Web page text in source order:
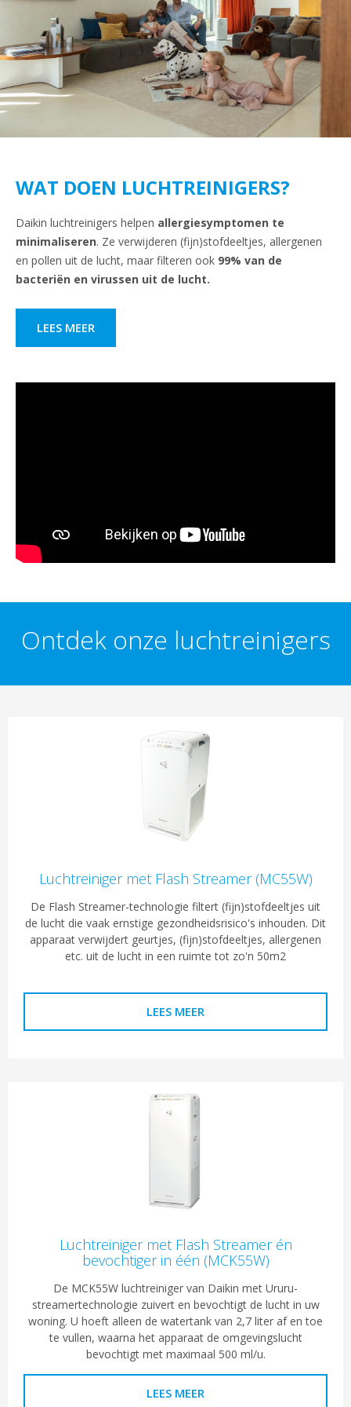
WAT DOEN LUCHTREINIGERS?
Daikin luchtreinigers helpen allergiesymptomen te
minimaliseren. Ze verwijderen (fijn)stofdeeltjes, allergenen
en pollen uit de lucht, maar filteren ook 99% van de
bacteriën en virussen uit de lucht.
LEES MEER
Ontdek onze luchtreinigers
Luchtreiniger met Flash Streamer (MC55W)
De Flash Streamer-technologie filtert (fijn)stofdeeltjes uit
de lucht die vaak ernstige gezondheidsrisico's inhouden. Dit
apparaat verwijdert geurtjes, (fijn)stofdeeltjes, allergenen
etc. uit de lucht in een ruimte tot zo'n 50m2
LEES MEER
Luchtreiniger met Flash Streamer én
bevochtiger in één (MCK55W)
De MCK55W luchtreiniger van Daikin met Ururu-
streamertechnologie zuivert en bevochtigt de lucht in uw
woning. U hoeft alleen de watertank van 2,7 liter af en toe
te vullen, waarna het apparaat de omgevingslucht
bevochtigt met maximaal 500 ml/u.
LEES MEER